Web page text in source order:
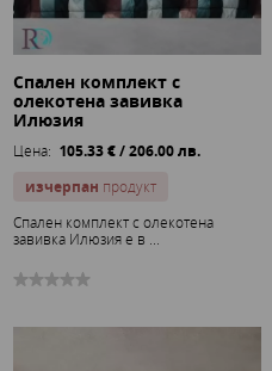
Спален комплект с
олекотена завивка
Илюзия
Цена: 105.33 € / 206.00 лв.
изчерпан продукт
Спален комплект с олекотена
завивка Илюзия е в ...